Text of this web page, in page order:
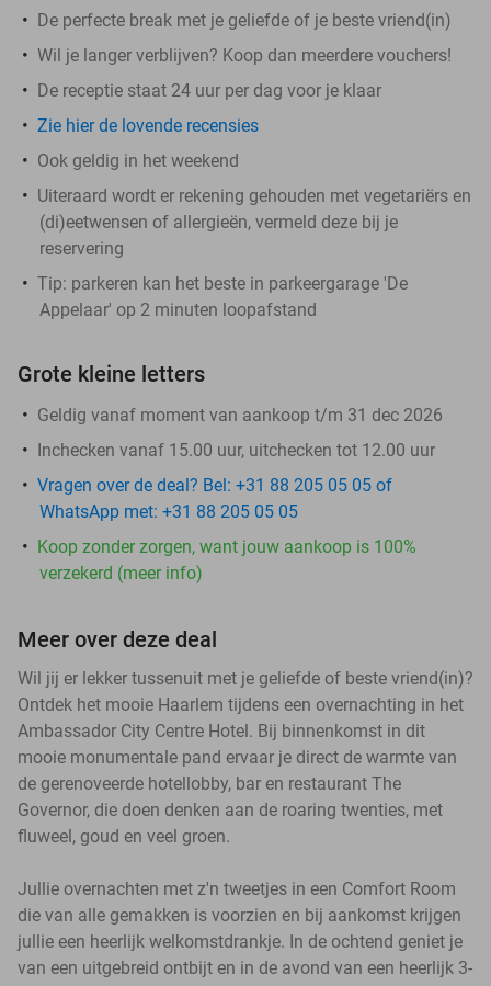
De perfecte break met je geliefde of je beste vriend(in)
Wil je langer verblijven? Koop dan meerdere vouchers!
De receptie staat 24 uur per dag voor je klaar
Zie hier de lovende recensies
Ook geldig in het weekend
Uiteraard wordt er rekening gehouden met vegetariërs en
(di)eetwensen of allergieën, vermeld deze bij je
reservering
Tip: parkeren kan het beste in parkeergarage 'De
Appelaar' op 2 minuten loopafstand
Grote kleine letters
Geldig vanaf moment van aankoop t/m 31 dec 2026
Inchecken vanaf 15.00 uur, uitchecken tot 12.00 uur
Vragen over de deal? Bel: +31 88 205 05 05 of
WhatsApp met: +31 88 205 05 05
Koop zonder zorgen, want jouw aankoop is 100%
verzekerd (meer info)
Meer over deze deal
Wil jij er lekker tussenuit met je geliefde of beste vriend(in)?
Ontdek het mooie Haarlem tijdens een overnachting in het
Ambassador City Centre Hotel. Bij binnenkomst in dit
mooie monumentale pand ervaar je direct de warmte van
de gerenoveerde hotellobby, bar en restaurant The
Governor, die doen denken aan de roaring twenties, met
fluweel, goud en veel groen.
Jullie overnachten met z'n tweetjes in een Comfort Room
die van alle gemakken is voorzien en bij aankomst krijgen
jullie een heerlijk welkomstdrankje. In de ochtend geniet je
van een uitgebreid ontbijt en in de avond van een heerlijk 3-